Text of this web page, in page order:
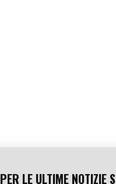
PER LE ULTIME NOTIZIE